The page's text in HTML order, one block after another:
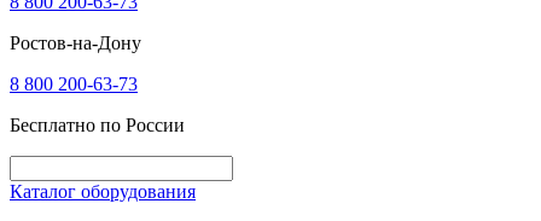
Ростов-на-Дону
8 800 200-63-73
Бесплатно по России
Каталог оборудования